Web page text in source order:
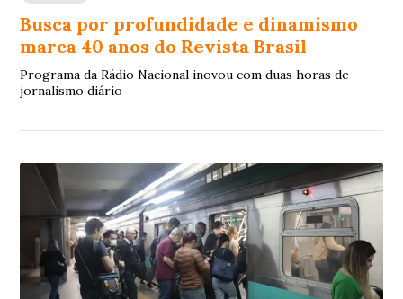
Busca por profundidade e dinamismo
marca 40 anos do Revista Brasil
Programa da Rádio Nacional inovou com duas horas de
jornalismo diário